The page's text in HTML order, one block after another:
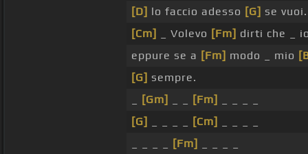
[D] lo faccio adesso [G] se vuoi.
[Cm]
_ Volevo [Fm] dirti che _
eppure se a [Fm] modo _ mio
[G] sempre.
[Gm] [Fm]
[G]
[Cm]
[Fm]